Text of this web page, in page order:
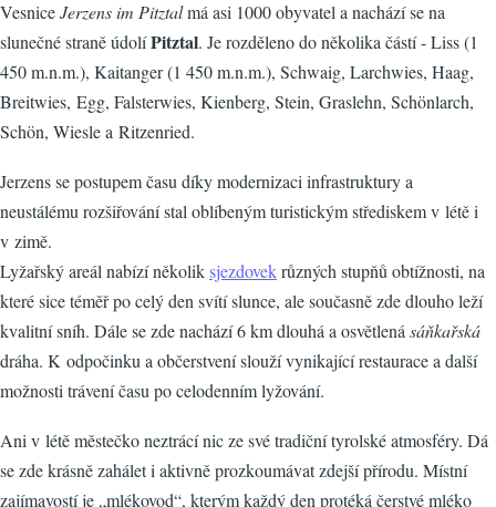
VesniceJerzens im Pitztalmá asi 1000 obyvatel a nachází se na
slunečné straně údolíPitztal. Je rozděleno do několika částí - Liss (1
450 m.n.m.), Kaitanger (1 450 m.n.m.), Schwaig, Larchwies, Haag,
Breitwies, Egg, Falsterwies, Kienberg, Stein, Graslehn, Schönlarch,
Schön, Wiesle a Ritzenried.
Jerzens se postupem času díky modernizaci infrastruktury a
neustálému rozšiřování stal oblíbeným turistickým střediskem v létě i
v zimě.
Lyžařský areál nabízí několiksjezdovekrůzných stupňů obtížnosti, na
které sice téměř po celý den svítí slunce, ale současně zde dlouho leží
kvalitní sníh. Dále se zde nachází 6 km dlouhá a osvětlená sáňkařská
dráha. K odpočinku a občerstvení slouží vynikající restaurace a další
možnosti trávení času po celodenním lyžování.
Ani v létě městečko neztrácí nic ze své tradiční tyrolské atmosféry. Dá
se zde krásně zahálet i aktivně prozkoumávat zdejší přírodu. Místní
zajímavostí je „mlékovod“, kterým každý den protéká čerstvé mléko